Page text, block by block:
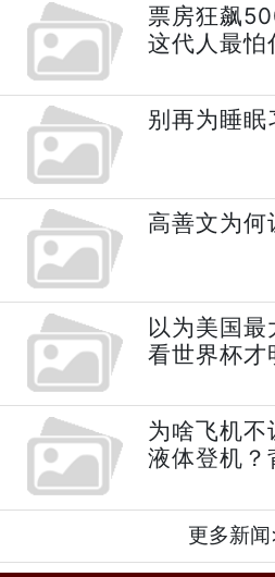
票房狂飙
这代人最怕
别再为睡眠
高善文为何
以为美国最
看世界杯才
为啥飞机
液体登机？
更多新